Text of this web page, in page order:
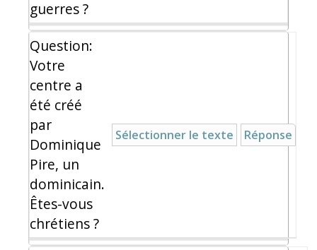
guerres ?
Question:
Votre
centre a
été créé
par
Dominique
Pire, un
dominicain.
Êtes-vous
chrétiens ?
Sélectionner le texte Réponse